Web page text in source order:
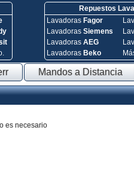
Repuestos
Lavadoras Fagor
Lavadoras Siemens
Lavadoras AEG
Lavadoras Beko
Mandos a Distancia
es necesario